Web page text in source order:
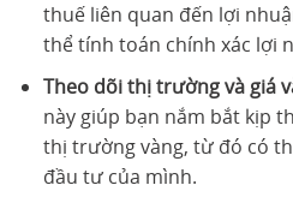
thuế liên quan đến lợi
thể tính toán chính xác lợi
Theo dõi thị trường và giá
này giúp bạn nắm bắt kịp
thị trường vàng, từ đó có
đầu tư của mình.